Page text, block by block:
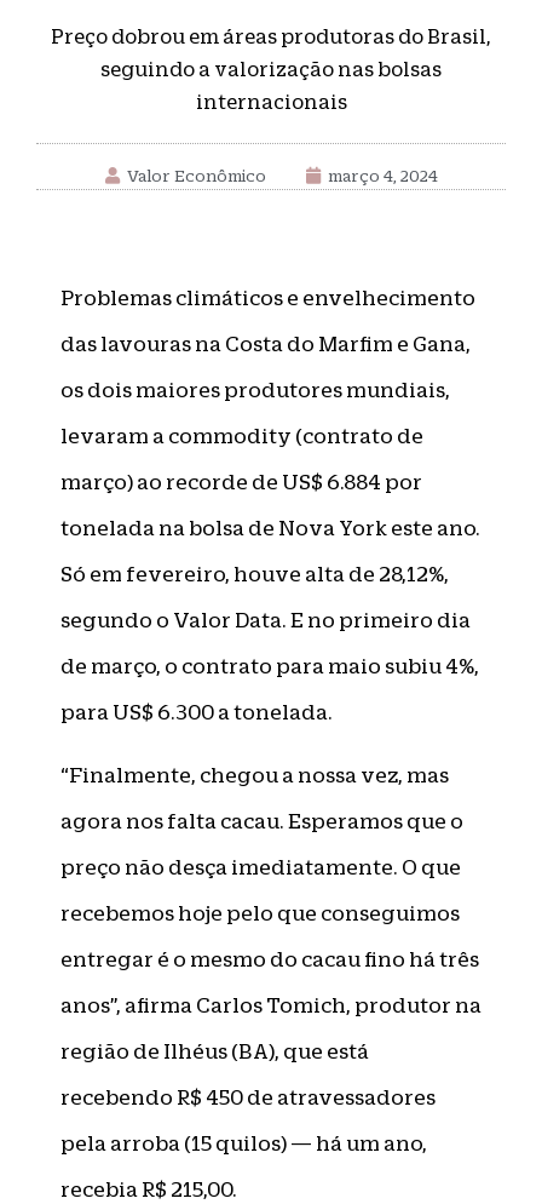
Preço dobrou em áreas produtoras do Brasil,
seguindo a valorização nas bolsas
internacionais
Valor Econômico março 4, 2024
Problemas climáticos e envelhecimento
das lavouras na Costa do Marfim e Gana,
os dois maiores produtores mundiais,
levaram a commodity (contrato de
março) ao recorde de US$ 6.884 por
tonelada na bolsa de Nova York este ano.
Só em fevereiro, houve alta de 28,12%,
segundo o Valor Data. E no primeiro dia
de março, o contrato para maio subiu 4%,
para US$ 6.300 a tonelada.
“Finalmente, chegou a nossa vez, mas
agora nos falta cacau. Esperamos que o
preço não desça imediatamente. O que
recebemos hoje pelo que conseguimos
entregar é o mesmo do cacau fino há três
anos”, afirma Carlos Tomich, produtor na
região de Ilhéus (BA), que está
recebendo R$ 450 de atravessadores
pela arroba (15 quilos) — há um ano,
recebia R$ 215,00.